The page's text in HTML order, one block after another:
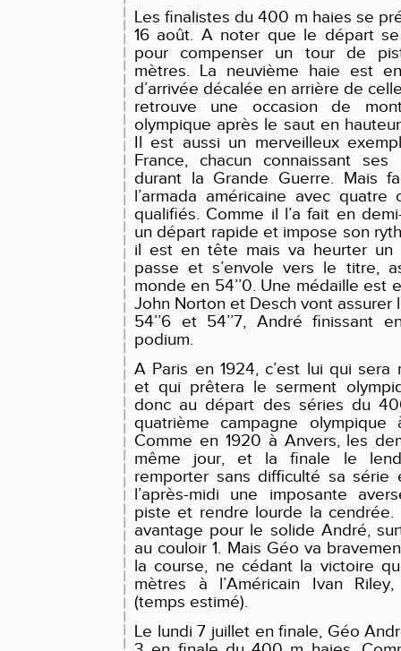
Les finalistes du 400 m haies se
16 août. A noter que le départ
pour compenser un tour de
mètres. La neuvième haie est
d’arrivée décalée en arrière de
retrouve une occasion de
olympique après le saut en
Il est aussi un merveilleux
France, chacun connaissant
durant la Grande Guerre. Mais
l’armada américaine avec
qualifiés. Comme il l’a fait en
un départ rapide et impose son
il est en tête mais va heurter un
passe et s’envole vers le titre,
monde en 54’’0. Une médaille est
John Norton et Desch vont assurer
54’’6 et 54’’7, André finissant
podium.
A Paris en 1924, c’est lui qui sera
et qui prêtera le serment
donc au départ des séries du
quatrième campagne
Comme en 1920 à Anvers, les
même jour, et la finale le
remporter sans difficulté sa série
l’après-midi une imposante
piste et rendre lourde la
avantage pour le solide André,
au couloir 1. Mais Géo va
la course, ne cédant la victoire
mètres à l’Américain Ivan Riley,
(temps estimé).
Le lundi 7 juillet en finale, Géo